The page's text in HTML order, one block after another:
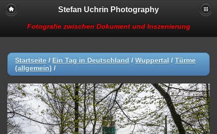
Stefan Uchrin Photography
Fotografie zwischen Dokument und Inszenierung
Startseite / Ein Tag in Deutschland / Wuppertal / Türme
(allgemein) /